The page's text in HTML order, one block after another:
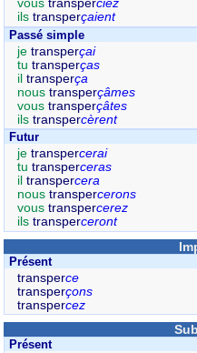
vous transperciez
ils transperçaient
Passé simple
je transperçai
tu transperças
il transperça
nous transperçâmes
vous transperçâtes
ils transpercèrent
Futur
je transpercerai
tu transperceras
il transpercera
nous transpercerons
vous transpercerez
ils transperceront
Présent
transperce
transperçons
transpercez
Présent